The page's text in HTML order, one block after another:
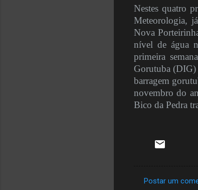
Nestes quatro
Meteorologia,
Nova
nível de água
primeira
Gorutuba (DIG)
barragem
novembro do
Bico da Pedra
Postar um